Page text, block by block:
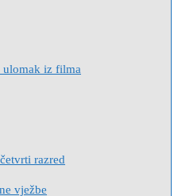
ulomak iz filma
razred
vježbe